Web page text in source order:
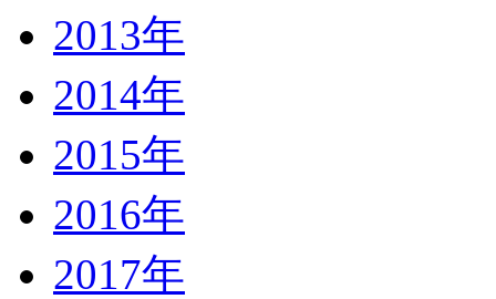
2013年
2014年
2015年
2016年
2017年